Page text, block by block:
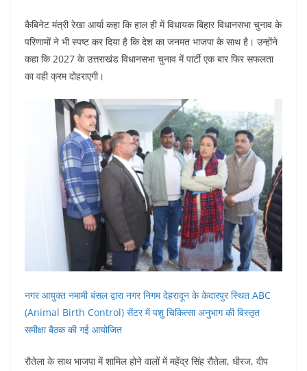
कैबिनेट मंत्री रेखा आर्या कहा कि हाल ही में विधायक बिहार विधानसभा चुनाव के
परिणामों ने भी स्पष्ट कर दिया है कि देश का जनमत भाजपा के साथ है। उन्होंने
कहा कि 2027 के उत्तराखंड विधानसभा चुनाव में पार्टी एक बार फिर सफलता
का वही क्रम दोहराएगी।
नगर आयुक्त नमामी बंसल द्वारा नगर निगम देहरादून के केदारपुर स्थित ABC
(Animal Birth Control) सेंटर में पशु चिकित्सा अनुभाग की विस्तृत
समीक्षा बैठक की गई आयोजित
रौतेला के साथ भाजपा में शामिल होने वालों में महेंद्र सिंह रौतेला, धीरज, दीप